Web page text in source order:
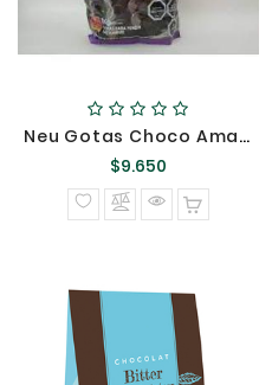
Neu Gotas Choco Amargo Suave Moldeo 404 {}
$9.650
normal